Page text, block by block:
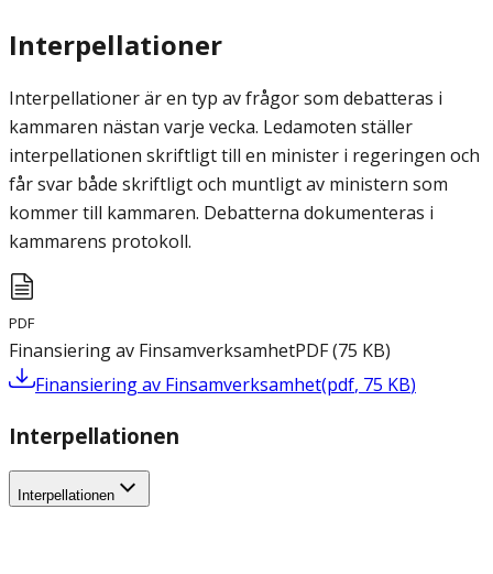
Interpellationer
Interpellationer är en typ av frågor som debatteras i
kammaren nästan varje vecka. Ledamoten ställer
interpellationen skriftligt till en minister i regeringen och
får svar både skriftligt och muntligt av ministern som
kommer till kammaren. Debatterna dokumenteras i
kammarens protokoll.
PDF
Finansiering av FinsamverksamhetPDF(75 KB)
Finansiering av Finsamverksamhet(pdf, 75 KB)
Interpellationen
Interpellationen